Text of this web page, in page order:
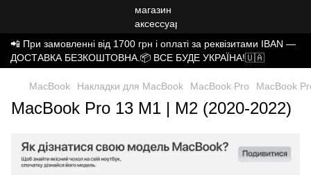
📲 При замовленні від 1700 грн і оплаті за реквізитами IBAN —
ДОСТАВКА БЕЗКОШТОВНА.📦 ВСЕ БУДЕ УКРАЇНА!🇺🇦
MacBook Накладки для MacBook MacBook Pro MacBook
MacBook Pro 13 M1 | M2 (2020-2022)